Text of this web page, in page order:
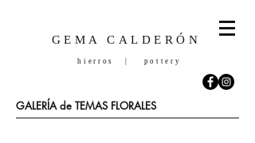
GEMA CALDERÓN
hierros | pottery
GALERÍA de TEMAS FLORALES